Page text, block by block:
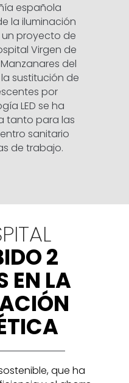
española
la iluminación
un proyecto de
Virgen de
del
sustitución de
por
LED se ha
tanto para las
sanitario
de trabajo.
2
EN LA
que ha